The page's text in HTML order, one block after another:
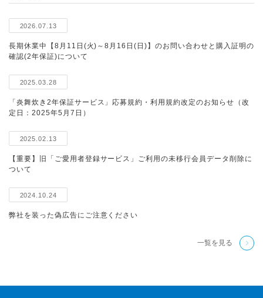
2026.07.13
長期休業中【8月11日(火)～8月16日(日)】のお問い合わせと購入証明の
確認(2年保証)について
2025.03.28
「炎舞炊き2年保証サービス」応募規約・利用規約改定のお知らせ（改
定日：2025年5月7日）
2025.02.13
【重要】旧「ご愛用者登録サービス」ご利用の未移行会員データ削除に
ついて
2024.10.24
弊社を装った偽広告にご注意ください
一覧を見る